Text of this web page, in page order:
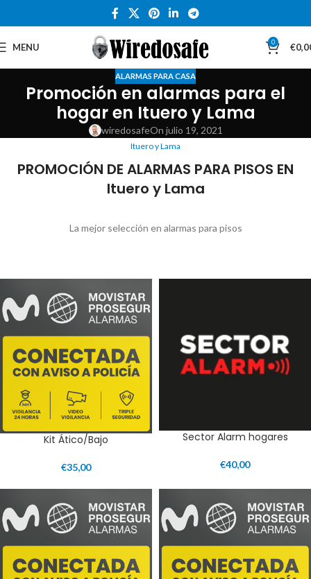
MENU 0 €
ALARMAS PARA CASA
Promoción en alarmas para el
hogar en Ituero y Lama
wiredosafeOn julio 19, 2021
Ituero y Lama
PROMOCIÓN DE ALARMAS PARA PISOS EN
Ituero y Lama
La mejor selección en alarmas para pisos
Kit Ático/Bajo
€35,00
Sector Alarm hogares
€40,00